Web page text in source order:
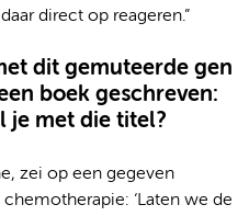
direct op reageren.”
dit gemuteerde gen
boek geschreven:
je met die titel?
zei op een gegeven
‘Laten we de